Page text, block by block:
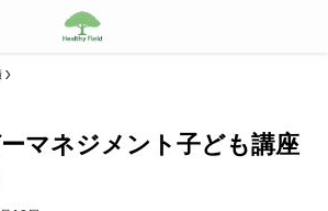
マネジメント子ども講座